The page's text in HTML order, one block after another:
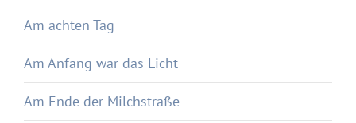
Am achten Tag
Am Anfang war das Licht
Am Ende der Milchstraße